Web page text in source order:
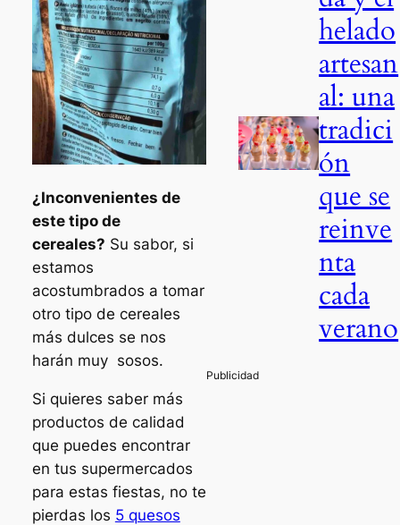
¿Inconvenientes de
este tipo de
cereales? Su sabor, si
estamos
acostumbrados a tomar
otro tipo de cereales
más dulces se nos
harán muy sosos.
Si quieres saber más
productos de calidad
que puedes encontrar
en tus supermercados
para estas fiestas, no te
pierdas los 5 quesos
helado
artesan
al: una
tradici
ón
que se
reinve
nta
cada
verano